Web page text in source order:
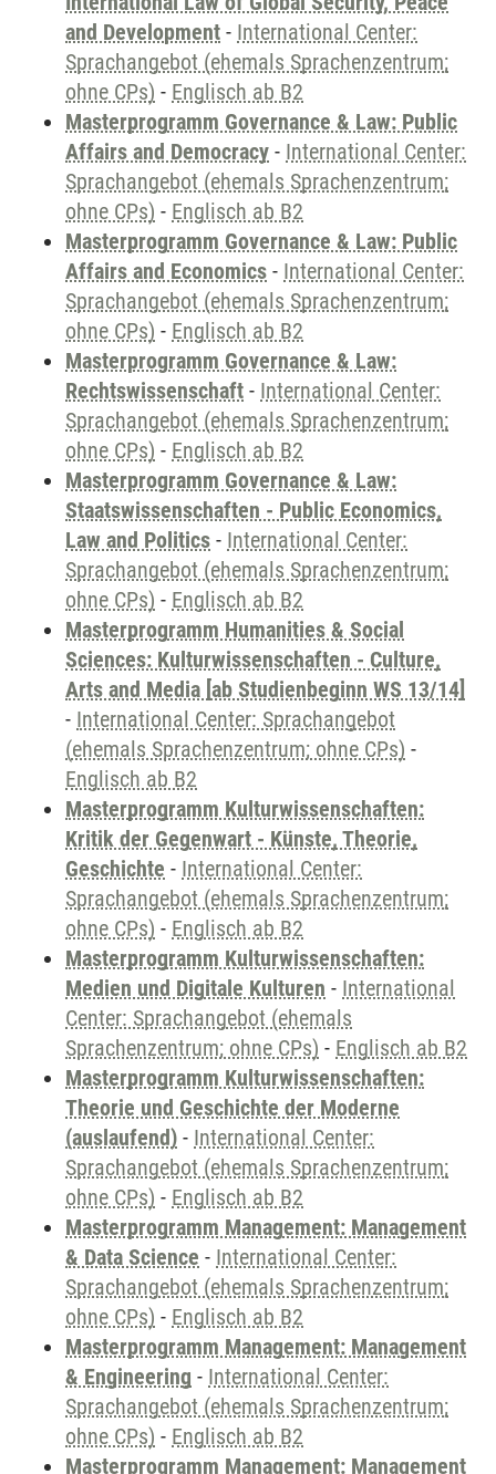
and Development - International Center:
Sprachangebot (ehemals Sprachenzentrum;
ohne CPs) - Englisch ab B2
Masterprogramm Governance & Law: Public
Affairs and Democracy - International Center:
Sprachangebot (ehemals Sprachenzentrum;
ohne CPs) - Englisch ab B2
Masterprogramm Governance & Law: Public
Affairs and Economics - International Center:
Sprachangebot (ehemals Sprachenzentrum;
ohne CPs) - Englisch ab B2
Masterprogramm Governance & Law:
Rechtswissenschaft - International Center:
Sprachangebot (ehemals Sprachenzentrum;
ohne CPs) - Englisch ab B2
Masterprogramm Governance & Law:
Staatswissenschaften - Public Economics,
Law and Politics - International Center:
Sprachangebot (ehemals Sprachenzentrum;
ohne CPs) - Englisch ab B2
Masterprogramm Humanities & Social
Sciences: Kulturwissenschaften - Culture,
Arts and Media [ab Studienbeginn WS 13/14]
- International Center: Sprachangebot
(ehemals Sprachenzentrum; ohne CPs) -
Englisch ab B2
Masterprogramm Kulturwissenschaften:
Kritik der Gegenwart - Künste, Theorie,
Geschichte - International Center:
Sprachangebot (ehemals Sprachenzentrum;
ohne CPs) - Englisch ab B2
Masterprogramm Kulturwissenschaften:
Medien und Digitale Kulturen - International
Center: Sprachangebot (ehemals
Sprachenzentrum; ohne CPs) - Englisch ab B2
Masterprogramm Kulturwissenschaften:
Theorie und Geschichte der Moderne
(auslaufend) - International Center:
Sprachangebot (ehemals Sprachenzentrum;
ohne CPs) - Englisch ab B2
Masterprogramm Management: Management
& Data Science - International Center:
Sprachangebot (ehemals Sprachenzentrum;
ohne CPs) - Englisch ab B2
Masterprogramm Management: Management
& Engineering - International Center:
Sprachangebot (ehemals Sprachenzentrum;
ohne CPs) - Englisch ab B2
Masterprogramm Management: Management